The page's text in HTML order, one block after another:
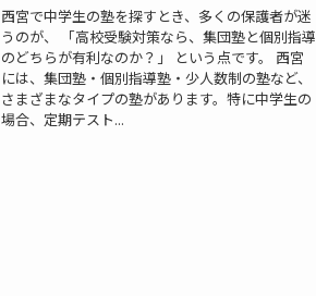
西宮で中学生の塾を探すとき、多くの保護者が迷
うのが、 「高校受験対策なら、集団塾と個別指導
のどちらが有利なのか？」 という点です。 西宮
には、集団塾・個別指導塾・少人数制の塾など、
さまざまなタイプの塾があります。特に中学生の
場合、定期テスト...